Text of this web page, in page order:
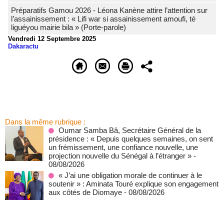
Préparatifs Gamou 2026 - Léona Kanène attire l’attention sur
l’assainissement : « Lifi war si assainissement amoufi, té
liguéyou mairie bila » (Porte-parole)
Vendredi 12 Septembre 2025
Dakaractu
Dans la même rubrique :
Oumar Samba Bâ, Secrétaire Général de la
présidence : « Depuis quelques semaines, on sent
un frémissement, une confiance nouvelle, une
projection nouvelle du Sénégal à l’étranger » -
08/08/2026
« J’ai une obligation morale de continuer à le
soutenir » : Aminata Touré explique son engagement
aux côtés de Diomaye - 08/08/2026